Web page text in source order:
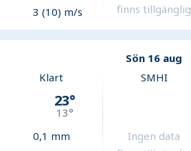
3 (10) m/s
finns tillgänglig
Sön 16 aug
Klart
23°
13°
0,1 mm
SMHI
Ingen data